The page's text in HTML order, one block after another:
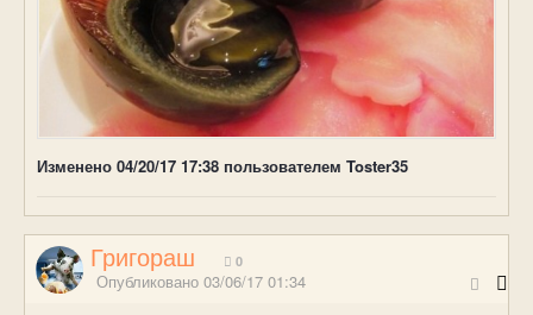
Изменено 04/20/17 17:38 пользователем Toster35
Григораш 0
Опубликовано 03/06/17 01:34